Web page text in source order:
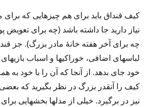
کیف قنداق باید برای هم چیزهایی که
نیاز دارید جا داشته باشد (چه برای
چه برای آخر هفته خانۀ مادر بزرگ). جز
لباس­های اضافی، خوراکی­ها و اسباب ­بازی­های
خود جای بدهد. از آنجا که آن را با خود به
کیف را آنقدر بزرگ در نظر بگیرید که بعضی
نیز در برگیرد. خیلی از مدل­ها بخش­هایی برای